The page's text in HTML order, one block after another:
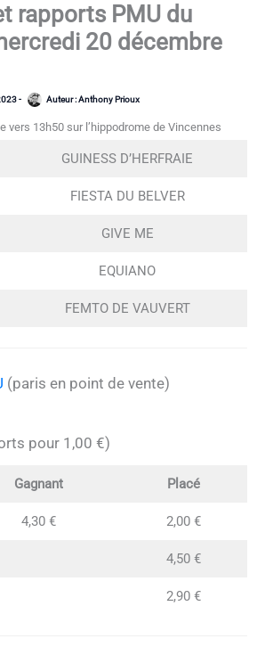
rapports PMU du
20 décembre
- Auteur :Anthony Prioux
vers 13h50 sur l’hippodrome de Vincennes
GUINESS D’HERFRAIE
FIESTA DU BELVER
GIVE ME
EQUIANO
FEMTO DE VAUVERT
(paris en point de vente)
pour 1,00 €)
Gagnant Placé
4,30 € 2,00 €
4,50 €
2,90 €